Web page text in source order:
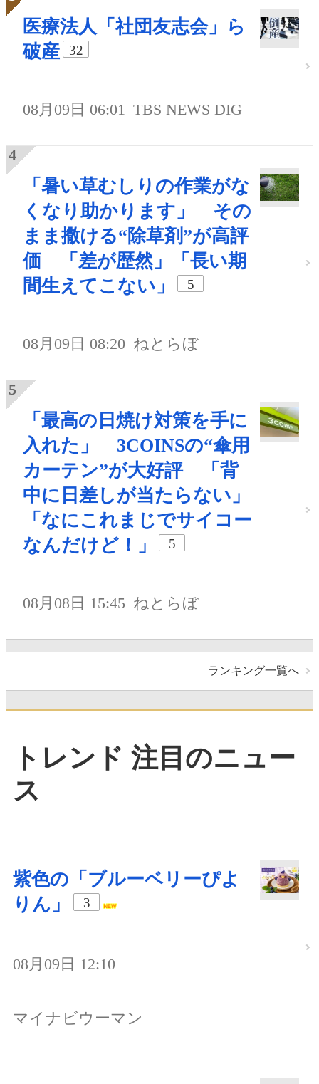
医療法人「社団友志会」ら
破産
32
08月09日 06:01 TBS NEWS DIG
「暑い草むしりの作業がな
くなり助かります」 その
まま撒ける“除草剤”が高評
価 「差が歴然」「長い期
間生えてこない」
5
08月09日 08:20 ねとらぼ
「最高の日焼け対策を手に
入れた」 3COINSの“傘用
カーテン”が大好評 「背
中に日差しが当たらない」
「なにこれまじでサイコー
なんだけど！」
5
08月08日 15:45 ねとらぼ
ランキング一覧へ
トレンド 注目のニュー
ス
紫色の「ブルーベリーぴよ
りん」
3
08月09日 12:10
マイナビウーマン